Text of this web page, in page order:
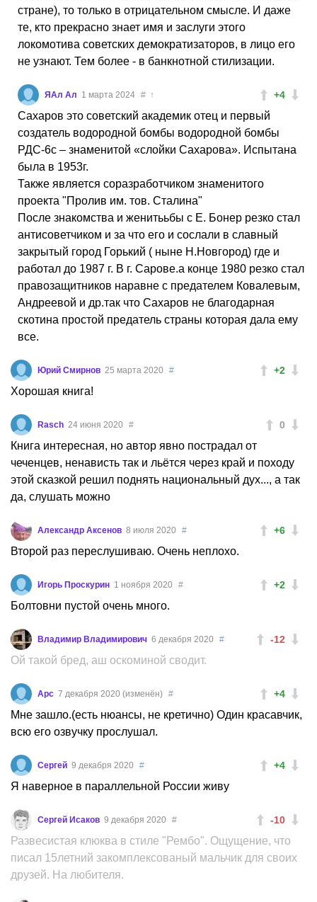
стране), то только в отрицательном смысле. И даже
те, кто прекрасно знает имя и заслуги этого
локомотива советских демократизаторов, в лицо его
не узнают. Тем более - в банкнотной стилизации.
+4
ЯАл Ал 1 марта 2024 # ↑
Сахаров это советский академик отец и первый
создатель водородной бомбы водородной бомбы
РДС-6с – знаменитой «слойки Сахарова». Испытана
была в 1953г.
Также является соразработчиком знаменитого
проекта "Пролив им. тов. Сталина"
После знакомства и женитььбы с Е. Бонер резко стал
антисоветчиком и за что его и сослали в славный
закрытый город Горький ( ныне Н.Новгород) где и
работал до 1987 г. В г. Сарове.а конце 1980 резко стал
правозащитников наравне с предателем Ковалевым,
Андреевой и др.так что Сахаров не благодарная
скотина простой предатель страны которая дала ему
все.
+2
Юрий Смирнов 25 марта 2020 #
Хорошая книга!
0
Rasch 24 июня 2020 #
Книга интересная, но автор явно пострадал от
чеченцев, ненависть так и льётся через край и походу
этой сказкой решил поднять национальный дух..., а так
да, слушать можно
+6
Александр Аксенов 8 июля 2020 #
Второй раз переслушиваю. Очень неплохо.
+2
Игорь Проскурин 1 ноября 2020 #
Болтовни пустой очень много.
-12
Владимир Владимирович 6 декабря 2020 #
Ой такой бред, аш оскоминой сводит.
+4
Арс 7 декабря 2020 (изменён) #
Мне зашло.(есть нюансы, не кретично) Один красавчик,
всю его озвучку прослушал.
+4
Сергей 9 декабря 2020 #
Я наверное в параллельной России живу
-10
Сергей Исаков 9 декабря 2020 #
Развесистая клюква в стиле "Рембо". Ощущение, что
писал 15летний закомплексованый мальчик для своих
друзей. На любителя.